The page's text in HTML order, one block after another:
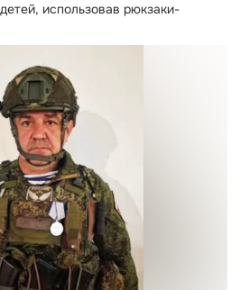
использовав рюкзаки-